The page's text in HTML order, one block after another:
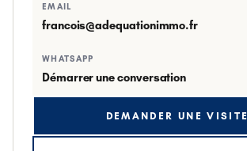
EMAIL
francois@adequationimmo.fr
WHATSAPP
Démarrer une conversation
DEMANDER UNE VISITE